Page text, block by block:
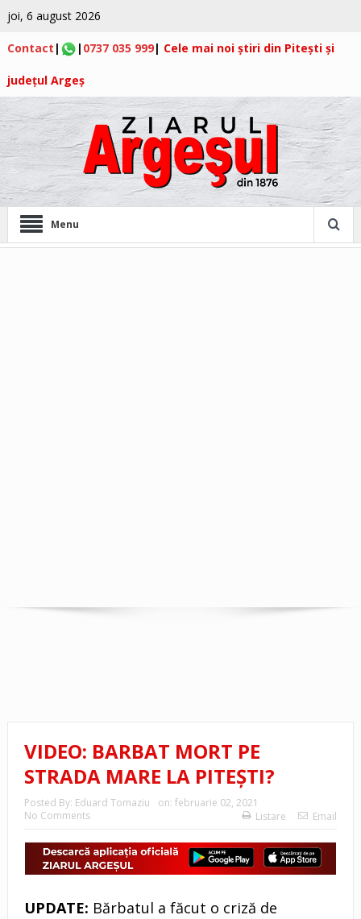
joi, 6 august 2026
Contact | | 0737 035 999| Cele mai noi știri din Pitești și
județul Argeș
Menu
VIDEO: BARBAT MORT PE
STRADA MARE LA PITEȘTI?
Posted By: Eduard Tomaziu on: februarie 02, 2021
No Comments
Listare Email
UPDATE: Bărbatul a făcut o criză de